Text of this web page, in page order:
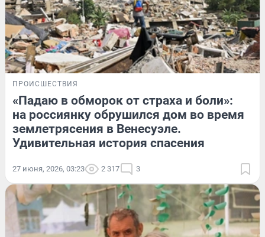
ПРОИСШЕСТВИЯ
«Падаю в обморок от страха и боли»:
на россиянку обрушился дом во время
землетрясения в Венесуэле.
Удивительная история спасения
27 июня, 2026, 03:23 2 317 3